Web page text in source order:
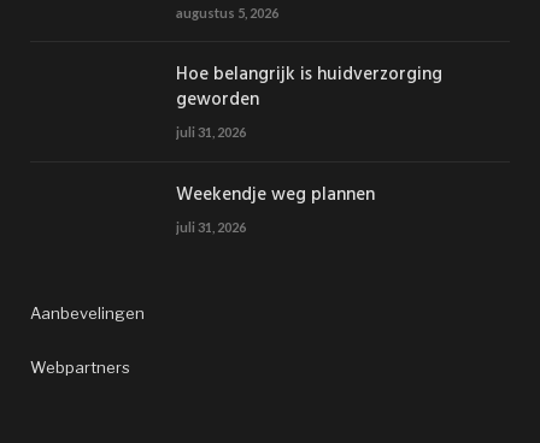
augustus 5, 2026
Hoe belangrijk is huidverzorging
geworden
juli 31, 2026
Weekendje weg plannen
juli 31, 2026
Aanbevelingen
Webpartners